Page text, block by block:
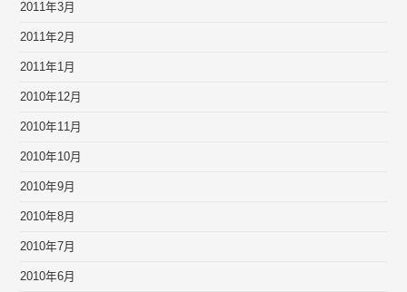
2011年3月
2011年2月
2011年1月
2010年12月
2010年11月
2010年10月
2010年9月
2010年8月
2010年7月
2010年6月